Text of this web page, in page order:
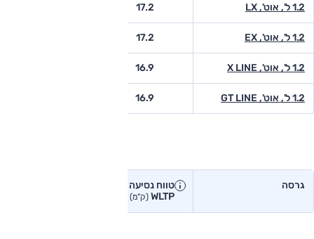
1.2 ל', אוט', LX 17.2
1.2 ל', אוט', EX 17.2
1.2 ל', אוט', X LINE 16.9
1.2 ל', אוט', GT LINE 16.9
גרסה
טווח נסיעה יצרן
WLTP(ק"מ)